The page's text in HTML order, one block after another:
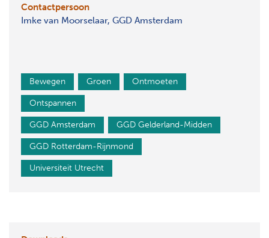
Contactpersoon
Imke van Moorselaar, GGD Amsterdam
Bewegen Groen Ontmoeten
Ontspannen
GGD Amsterdam GGD Gelderland-Midden
GGD Rotterdam-Rijnmond
Universiteit Utrecht